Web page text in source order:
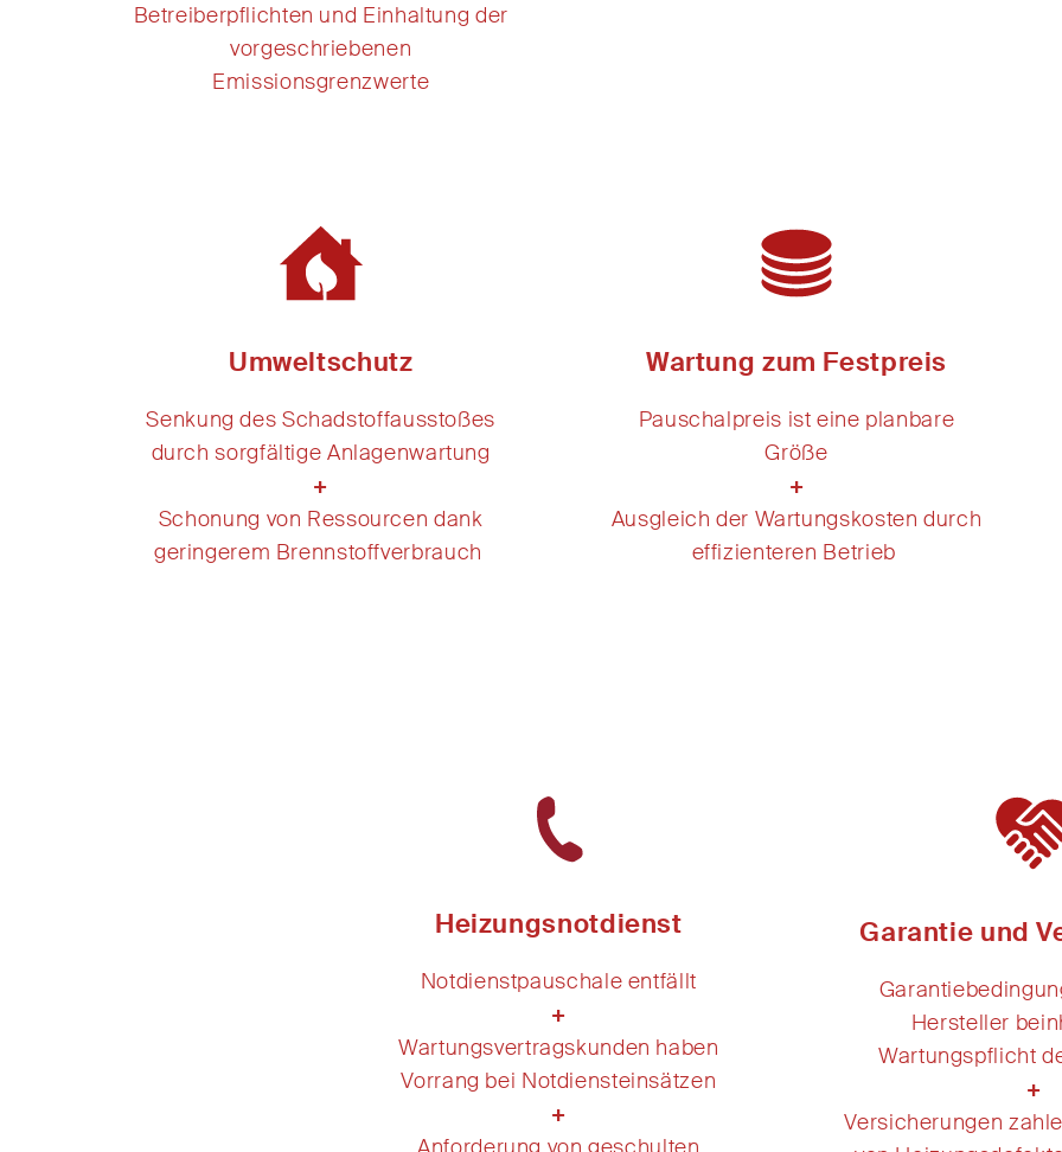
Betreiberpflichten und Einhaltung der
vorgeschriebenen
Emissionsgrenzwerte
Umweltschutz
Senkung des Schadstoffausstoßes
durch sorgfältige Anlagenwartung
+
Schonung von Ressourcen dank
geringerem Brennstoffverbrauch
Wartung zum Festpreis
Pauschalpreis ist eine planbare
Größe
+
Ausgleich der Wartungskosten durch
effizienteren Betrieb
Heizungsnotdienst
Notdienstpauschale entfällt
+
Wartungsvertragskunden haben
Vorrang bei Notdiensteinsätzen
+
Garantie und
Garantie
Hersteller
Wartungspflicht
+
Versicherungen